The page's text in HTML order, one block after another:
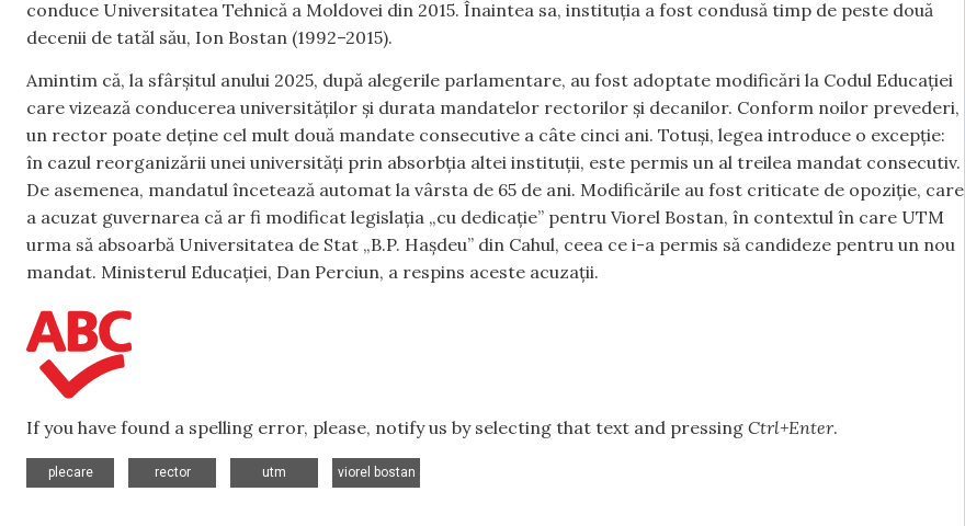
conduce Universitatea Tehnică a Moldovei din 2015. Înaintea sa, instituția a fost condusă timp de peste două
decenii de tatăl său, Ion Bostan (1992–2015).
Amintim că, la sfârșitul anului 2025, după alegerile parlamentare, au fost adoptate modificări la Codul Educației
care vizează conducerea universităților și durata mandatelor rectorilor și decanilor. Conform noilor prevederi,
un rector poate deține cel mult două mandate consecutive a câte cinci ani. Totuși, legea introduce o excepție:
în cazul reorganizării unei universități prin absorbția altei instituții, este permis un al treilea mandat consecutiv.
De asemenea, mandatul încetează automat la vârsta de 65 de ani. Modificările au fost criticate de opoziție, care
a acuzat guvernarea că ar fi modificat legislația „cu dedicație” pentru Viorel Bostan, în contextul în care UTM
urma să absoarbă Universitatea de Stat „B.P. Hașdeu” din Cahul, ceea ce i-a permis să candideze pentru un nou
mandat. Ministerul Educației, Dan Perciun, a respins aceste acuzații.
If you have found a spelling error, please, notify us by selecting that text and pressing Ctrl+Enter.
plecare
rector
utm
viorel bostan